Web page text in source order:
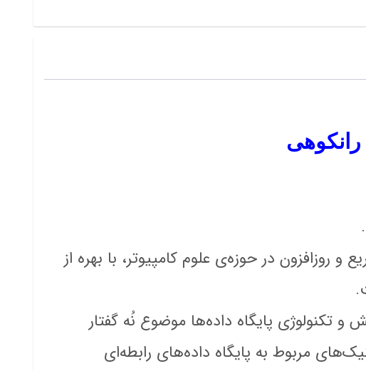
رانکوهی
در حوزه‌ی علوم کامپیوتر، با بهره از
و تکنولوژی پایگاه داده‌ها موضوع نُه گفتار
مربوط به پایگاه داده‌های رابطه‌ای